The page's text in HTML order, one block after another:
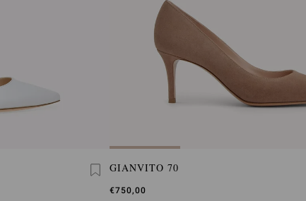
GIANVITO 70
€750,00